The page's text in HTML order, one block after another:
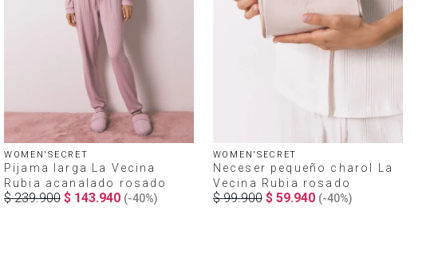
WOMEN'SECRET
Pijama larga La Vecina
Rubia acanalado rosado
$ 239.900 $ 143.940 (-40%)
WOMEN'SECRET
Neceser pequeño charol La
Vecina Rubia rosado
$ 99.900 $ 59.940 (-40%)